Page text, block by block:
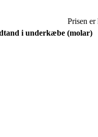
Prisen er
i underkæbe (molar)